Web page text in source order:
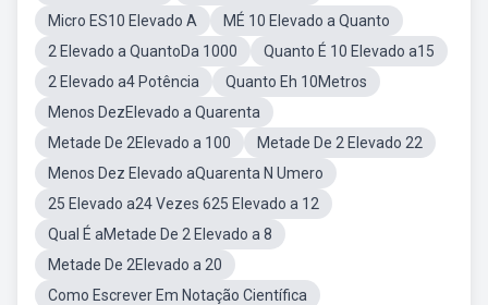
Micro ES10 Elevado A
MÉ 10 Elevado a Quanto
2 Elevado a QuantoDa 1000
Quanto É 10 Elevado a15
2 Elevado a4 Potência
Quanto Eh 10Metros
Menos DezElevado a Quarenta
Metade De 2Elevado a 100
Metade De 2 Elevado 22
Menos Dez Elevado aQuarenta N Umero
25 Elevado a24 Vezes 625 Elevado a 12
Qual É aMetade De 2 Elevado a 8
Metade De 2Elevado a 20
Como Escrever Em Notação Científica